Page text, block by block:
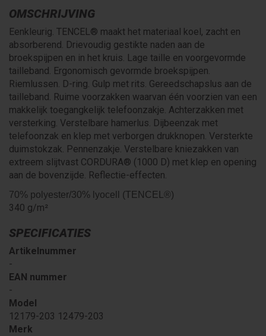
OMSCHRIJVING
Eenkleurig. TENCEL® maakt het materiaal koel, zacht en
absorberend. Drievoudig gestikte naden aan de
broekspijpen en in het kruis. Lage taille en voorgevormde
tailleband. Ergonomisch gevormde broekspijpen.
Riemlussen. D-ring. Gulp met rits. Gereedschapslus aan de
tailleband. Ruime voorzakken waarvan één voorzien van een
makkelijk toegangkelijk telefoonzakje. Achterzakken met
versterking. Verstelbare hamerlus. Dijbeenzak met
telefoonzak en klep met verborgen drukknopen. Versterkte
duimstokzak. Pennenzakje. Verstelbare kniezakken van
extreem slijtvast CORDURA® (1000 D) met klep en opening
aan de bovenzijde. Reflectie-effecten.
70% polyester/30% lyocell (TENCEL®)
340 g/m²
SPECIFICATIES
Artikelnummer
-
EAN nummer
-
Model
12179-203 12479-203
Merk